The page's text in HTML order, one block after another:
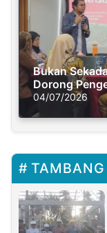
Bukan
Dorong
Solusi Krisis
04/07/2026
TAMBANG